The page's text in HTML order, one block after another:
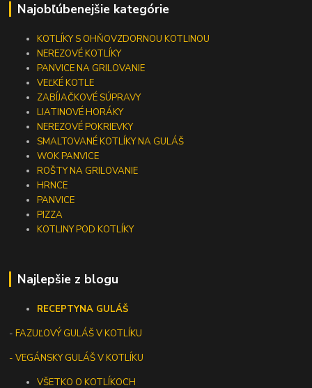
Najobľúbenejšie kategórie
KOTLÍKY S OHŇOVZDORNOU KOTLINOU
NEREZOVÉ KOTLÍKY
PANVICE NA GRILOVANIE
VEĽKÉ KOTLE
ZABÍJAČKOVÉ SÚPRAVY
LIATINOVÉ HORÁKY
NEREZOVÉ POKRIEVKY
SMALTOVANÉ KOTLÍKY NA GULÁŠ
WOK PANVICE
ROŠTY NA GRILOVANIE
HRNCE
PANVICE
PIZZA
KOTLINY POD KOTLÍKY
Najlepšie z blogu
RECEPTYNA GULÁŠ
-FAZUĽOVÝ GULÁŠ V KOTLÍKU
- VEGÁNSKY GULÁŠ V KOTLÍKU
VŠETKO O KOTLÍKOCH